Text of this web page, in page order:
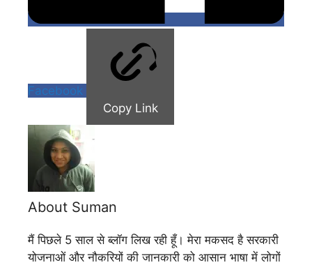
Facebook
Copy Link
About Suman
मैं पिछले 5 साल से ब्लॉग लिख रही हूँ। मेरा मकसद है सरकारी
योजनाओं और नौकरियों की जानकारी को आसान भाषा में लोगों